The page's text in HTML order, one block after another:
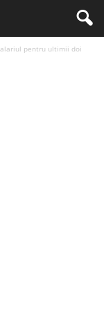
pentru ultimii doi